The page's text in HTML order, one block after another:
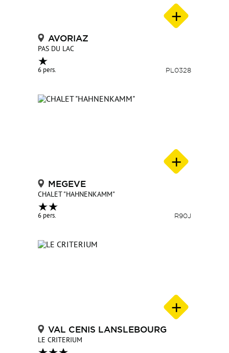
AVORIAZ
PAS DU LAC
6 pers. PL0328
MEGEVE
CHALET "HAHNENKAMM"
6 pers. R90J
VAL CENIS LANSLEBOURG
LE CRITERIUM